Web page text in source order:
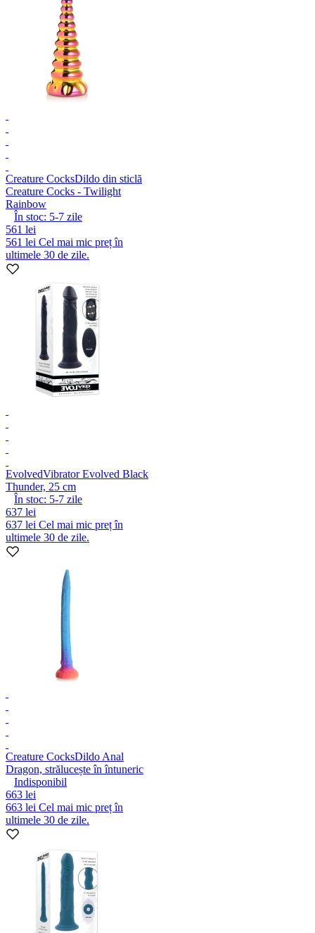
Creature CocksDildo din sticlă
Creature Cocks - Twilight
Rainbow
În stoc: 5-7 zile
561 lei
561 lei Cel mai mic preț în
ultimele 30 de zile.
EvolvedVibrator Evolved Black
Thunder, 25 cm
În stoc: 5-7 zile
637 lei
637 lei Cel mai mic preț în
ultimele 30 de zile.
Creature CocksDildo Anal
Dragon, strălucește în întuneric
Indisponibil
663 lei
663 lei Cel mai mic preț în
ultimele 30 de zile.